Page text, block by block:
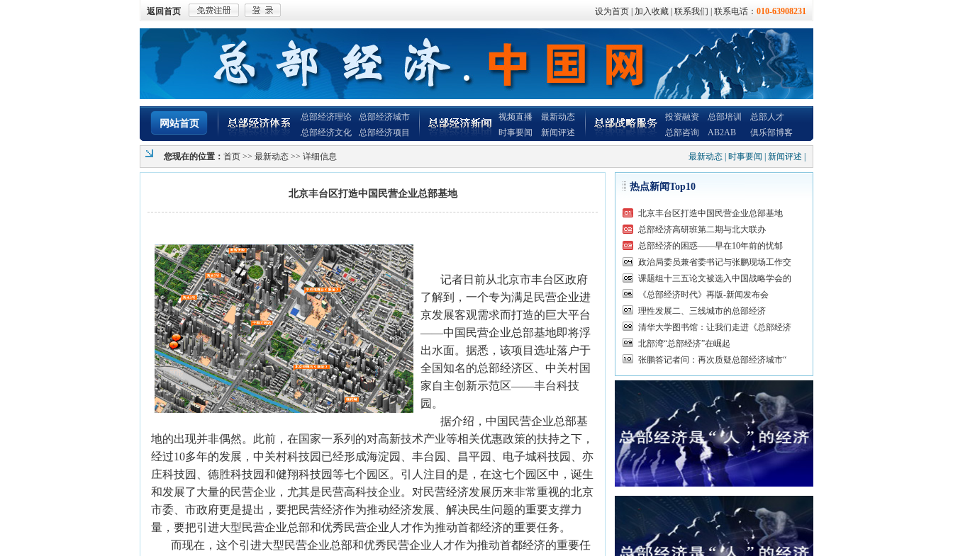
返回首页 设为首页 加入收藏 联系我们 | 联系电话： 010-63908231
网站首页
总部经济理论
总部经济文化
总部经济城市
总部经济项目
视频直播
时事要闻
最新动态
新闻评述
投资融资
总部咨询
总部培训
AB2AB
总部人才
俱乐部博客
您现在的位置： 首页 >> 最新动态 >> 详细信息 最新动态 时事要闻 新闻评述
北京丰台区打造中国民营企业总部基地
记者日前从北京市丰台区政府
了解到，一个专为满足民营企业进
京发展客观需求而打造的巨大平台
——中国民营企业总部基地即将浮
出水面。据悉，该项目选址落户于
全国知名的总部经济区、中关村国
家自主创新示范区——丰台科技
园。
据介绍，中国民营企业总部基
地的出现并非偶然。此前，在国家一系列的对高新技术产业等相关优惠政策的扶持之下，
经过10多年的发展，中关村科技园已经形成海淀园、丰台园、昌平园、电子城科技园、亦
庄科技园、德胜科技园和健翔科技园等七个园区。引人注目的是，在这七个园区中，诞生
和发展了大量的民营企业，尤其是民营高科技企业。对民营经济发展历来非常重视的北京
市委、市政府更是提出，要把民营经济作为推动经济发展、解决民生问题的重要支撑力
量，要把引进大型民营企业总部和优秀民营企业人才作为推动首都经济的重要任务。
而现在，这个引进大型民营企业总部和优秀民营企业人才作为推动首都经济的重要任
热点新闻Top10
北京丰台区打造中国民营企业总部基地
总部经济高研班第二期与北大联办
总部经济的困惑——早在10年前的忧郁
政治局委员兼省委书记与张鹏现场工作交
课题组十三五论文被选入中国战略学会的
《总部经济时代》再版-新闻发布会
理性发展二、三线城市的总部经济
清华大学图书馆：让我们走进《总部经济
北部湾“总部经济”在崛起
张鹏答记者问：再次质疑总部经济城市“